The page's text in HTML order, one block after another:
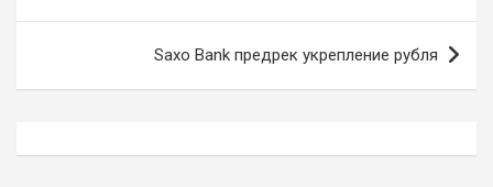
записям
Saxo Bank предрек укрепление рубля